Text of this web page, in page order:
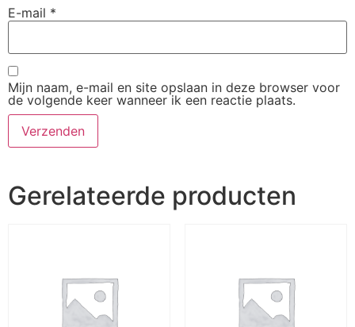
E-mail *
Mijn naam, e-mail en site opslaan in deze browser voor
de volgende keer wanneer ik een reactie plaats.
Gerelateerde producten